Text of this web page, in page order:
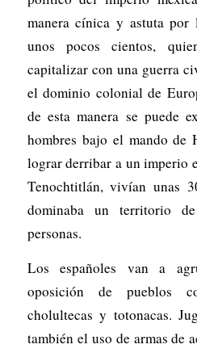
manera cínica y astuta por
unos pocos cientos,
capitalizar con una guerra
el dominio colonial de
de esta manera se puede
hombres bajo el mando de
lograr derribar a un imperio
Tenochtitlán, vivían unas
dominaba un territorio
personas.
Los españoles van a
oposición de pueblos
cholultecas y totonacas.
también el uso de armas de